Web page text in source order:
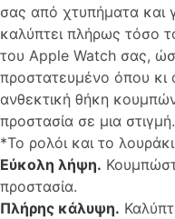
σας από χτυπήματα και
καλύπτει πλήρως τόσο
του Apple Watch σας,
προστατευμένο όπου κι
ανθεκτική θήκη
προστασία σε μια στιγμή.
*Το ρολόι και το
Εύκολη λήψη.
προστασία.
Πλήρης κάλυψη.